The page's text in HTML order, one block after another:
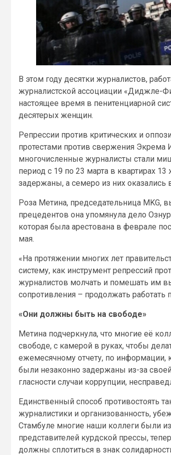
В этом году десятки журналистов,
журналистской ассоциации «Диджле-
настоящее время в пенитенциарной
десятерых женщин.
Репрессии против критических и
протестами против свержения Экрема
многочисленные журналисты стали
период с 19 по 23 марта в квартирах
задержаны, а семеро из них
Роза Метина, председательница MKG,
прецедентов она упомянула дело
которая была арестована в феврале
мая.
«На протяжении многих лет
систему, как инструмент репрессий
журналистов молчать и помешать им
сопротивления – продолжать работать
«Они должны быть на свободе»
Метина подчеркнула, что многие её
свободе, с камерой в руках, чтобы
ежемесячному отчету, по информации,
были незаконно задержаны из-за
гласности случаи коррупции,
Единственный способ противостоять
журналистики и организованность,
Стамбуле многие наши коллеги были
представителей курдской прессы,
должны сплотиться в знак